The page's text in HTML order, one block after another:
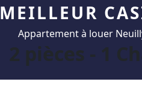
MEILLEUR
Appartement à louer
2 pièces - 1